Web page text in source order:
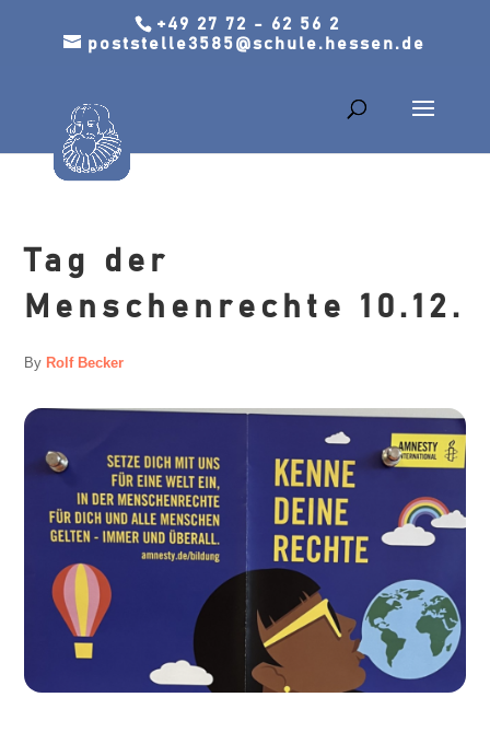
+49 27 72 - 62 56 2
poststelle3585@schule.hessen.de
Tag der
Menschenrechte 10.12.
By Rolf Becker